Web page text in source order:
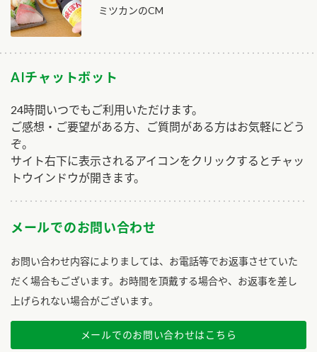
ミツカンのCM
AIチャットボット
24時間いつでもご利用いただけます。
ご感想・ご要望がある方、ご質問がある方はお気軽にどう
ぞ。
サイト右下に表示されるアイコンをクリックするとチャッ
トウインドウが開きます。
メールでのお問い合わせ
お問い合わせ内容によりましては、お電話等でお返事させていた
だく場合もございます。お時間を頂戴する場合や、お返事を差し
上げられない場合がございます。
メールでのお問い合わせはこちら